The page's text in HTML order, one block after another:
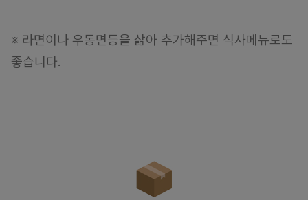
※ 라면이나 우동면등을 삶아 추가해주면 식사메뉴로도
좋습니다.